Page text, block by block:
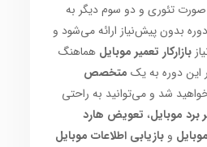
تئوری و دو سوم دیگر به
بدون پیش‌نیاز ارائه می‌شود و
بازارکار تعمیر موبایل هماهنگ
این دوره به یک متخصص
شد و می‌توانید به راحتی
برد موبایل، تعویض هارد
وبازیابی اطلاعات موبایل